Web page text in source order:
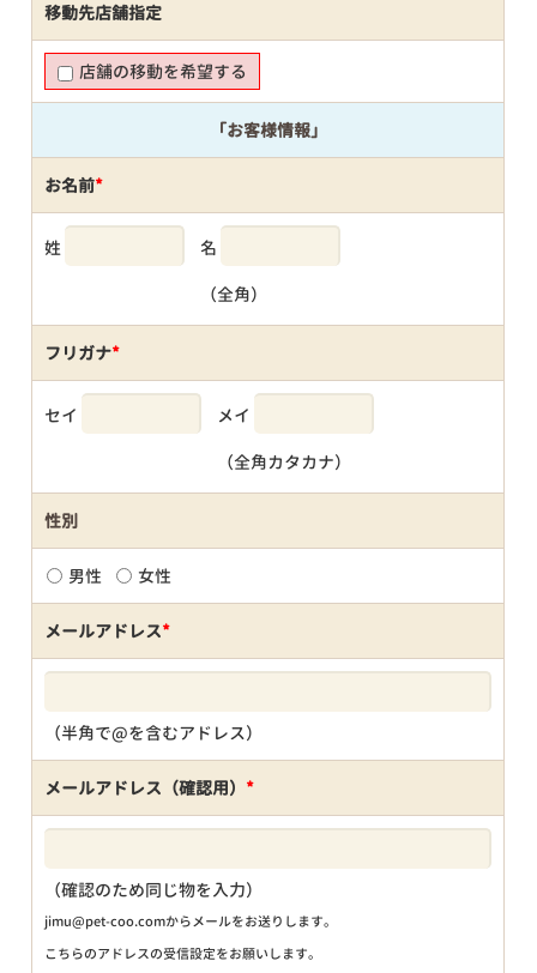
移動先店舗指定
店舗の移動を希望する
「お客様情報」
お名前*
姓 名
（全角）
フリガナ*
セイ メイ
（全角カタカナ）
性別
男性 女性
メールアドレス*
（半角で@を含むアドレス）
メールアドレス（確認用） *
（確認のため同じ物を入力）
jimu@pet-coo.comからメールをお送りします。
こちらのアドレスの受信設定をお願いします。